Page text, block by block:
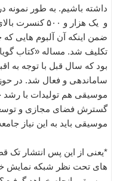
و یک هزار و ۵۰۰
ضمن اینکه آن آلبوم هایی که
تکلیف شد. مساله «کتاب
بود که سال قبل با توجه به
ساماندهی و فعال شد. در
موسیقی هم تولیدات با رشد
گسترش فضای مجازی و
موسیقی باید به این نیاز
*یعنی از این پس انتشار تک
های تحت نظر شبکه نمایش